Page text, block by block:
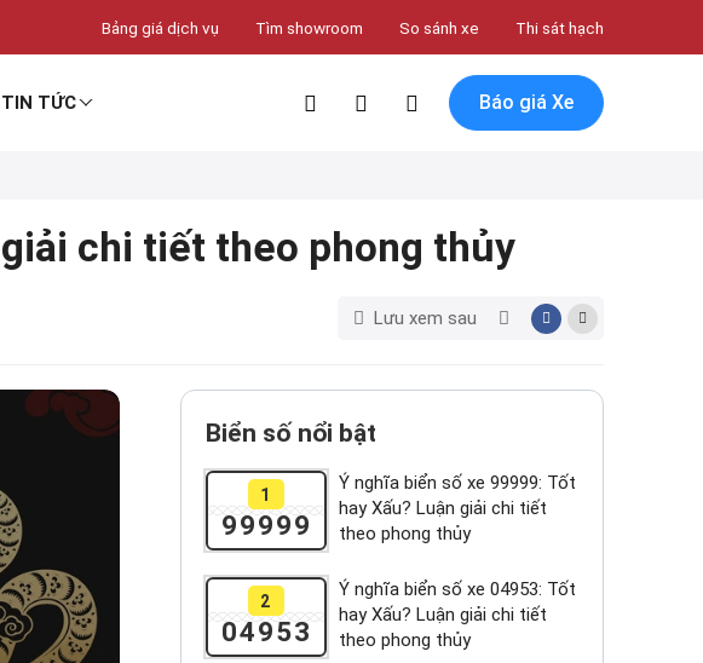
Bảng giá dịch vụ Tìm showroom So sánh xe Thi sát hạch
TIN TỨC Báo giá Xe
chi tiết theo phong thủy
Lưu xem sau
Biển số nổi bật
1
99999
Ý nghĩa biển số xe 99999: Tốt
hay Xấu? Luận giải chi tiết
theo phong thủy
2
04953
Ý nghĩa biển số xe 04953: Tốt
hay Xấu? Luận giải chi tiết
theo phong thủy